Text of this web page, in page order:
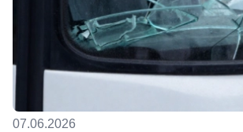
07.06.2026